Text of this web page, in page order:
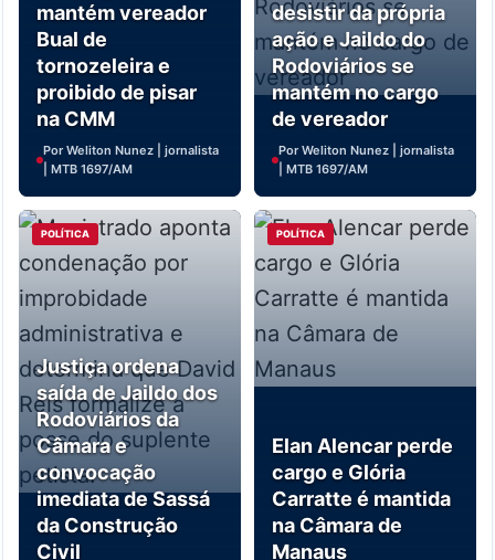
mantém vereador
Bual de
tornozeleira e
proibido de pisar
na CMM
Por Weliton Nunez | jornalista
| MTB 1697/AM
desistir da própria
ação e Jaildo do
Rodoviários se
mantém no cargo
de vereador
Por Weliton Nunez | jornalista
| MTB 1697/AM
POLÍTICA
Justiça ordena
saída de Jaildo dos
Rodoviários da
Câmara e
convocação
imediata de Sassá
da Construção
Civil
POLÍTICA
Elan Alencar perde
cargo e Glória
Carratte é mantida
na Câmara de
Manaus